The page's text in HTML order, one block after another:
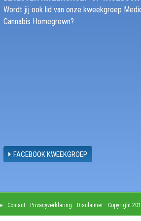
Wordt jij ook lid van onze kweekgroep
Cannabis Homegrown?
FACEBOOK KWEEKGROEP
Contact Privacyverklaring Disclaimer Copyright